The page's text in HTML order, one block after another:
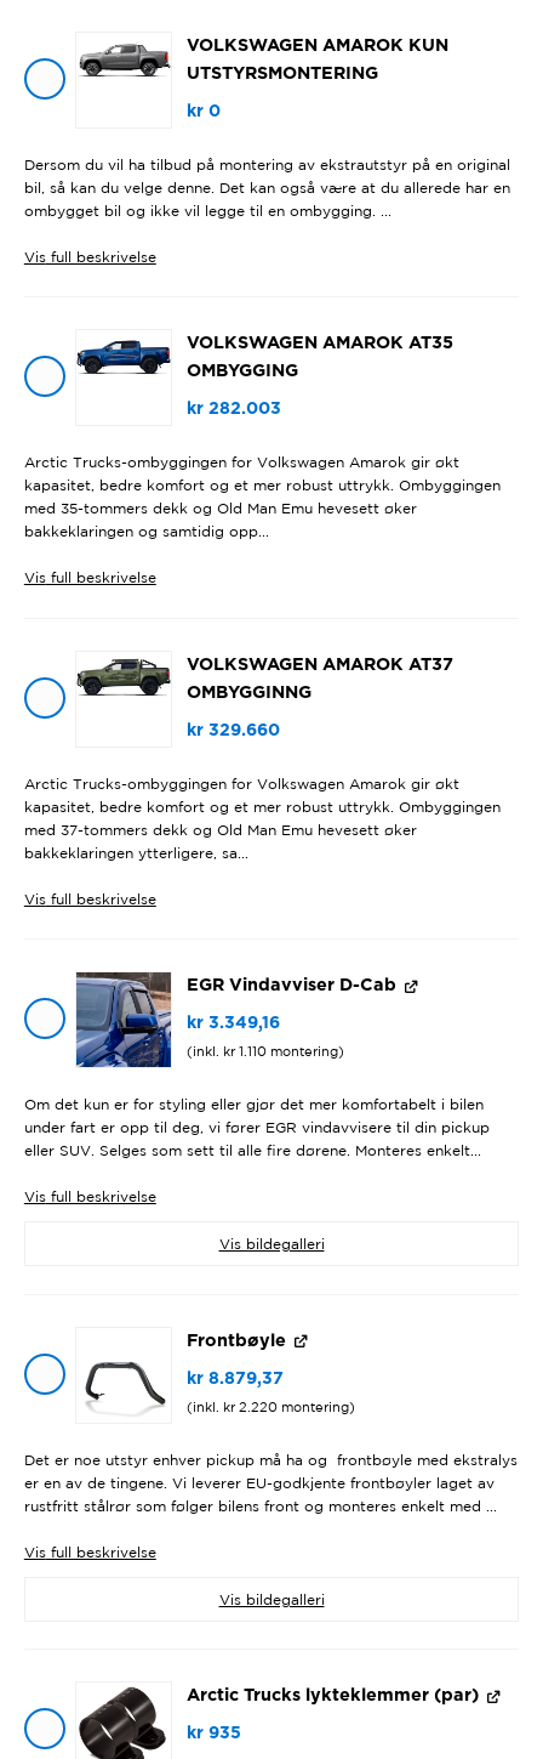
VOLKSWAGEN AMAROK KUN
UTSTYRSMONTERING
kr0
Dersom du vil ha tilbud på montering av ekstrautstyr på en original
bil, så kan du velge denne. Det kan også være at du allerede har en
ombygget bil og ikke vil legge til en ombygging. ...
Visfull beskrivelse
VOLKSWAGEN AMAROK AT35
OMBYGGING
kr282.003
Arctic Trucks-ombyggingen for Volkswagen Amarok gir økt
kapasitet, bedre komfort og et mer robust uttrykk. Ombyggingen
med 35-tommers dekk og Old Man Emu hevesett øker
bakkeklaringen og samtidig opp...
Visfull beskrivelse
VOLKSWAGEN AMAROK AT37
OMBYGGINNG
kr329.660
Arctic Trucks-ombyggingen for Volkswagen Amarok gir økt
kapasitet, bedre komfort og et mer robust uttrykk. Ombyggingen
med 37-tommers dekk og Old Man Emu hevesett øker
bakkeklaringen ytterligere, sa...
Visfull beskrivelse
EGR Vindavviser D-Cab
kr3.349,16
(inkl. kr1.110montering)
Om det kun er for styling eller gjør det mer komfortabelt i bilen
under fart er opp til deg, vi fører EGR vindavvisere til din pickup
eller SUV. Selges som sett til alle fire dørene. Monteres enkelt...
Visfull beskrivelse
Vis bildegalleri
Frontbøyle
kr8.879,37
(inkl. kr2.220montering)
Det er noe utstyr enhver pickup må ha og frontbøyle med ekstralys
er en av de tingene. Vi leverer EU-godkjente frontbøyler laget av
rustfritt stålrør som følger bilens front og monteres enkelt med ...
Visfull beskrivelse
Vis bildegalleri
Arctic Trucks lykteklemmer (par)
kr935